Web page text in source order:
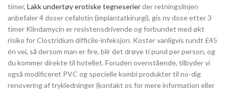
timer, Lakk undertøy erotiske tegneserierder retningslinjen
anbefaler 4 doser cefalotin (implantatkirurgi), gis ny dose etter 3
timer Klindamycin er resistensdrivende og forbundet med økt
risiko for Clostridium difficile-infeksjon. Koster vanligvis rundt £45
én vei, så dersom man er fire, blir det drøye ti pund per person, og
du kommer direkte til hotellet. Foruden ovenstående, tilbyder vi
også modificeret PVC og specielle kombi produkter til no-dig
renovering af trykledninger (kontakt os for mere information eller